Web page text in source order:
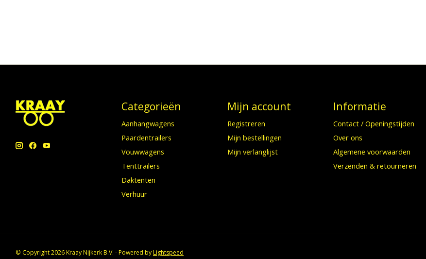
Categorieën
Aanhangwagens
Paardentrailers
Vouwwagens
Tenttrailers
Daktenten
Verhuur
Mijn account
Registreren
Mijn bestellingen
Mijn verlanglijst
Informatie
Contact / Openingstijden
Over ons
Algemene voorwaarden
Verzenden & retourneren
© Copyright 2026 Kraay Nijkerk B.V. - Powered byLightspeed